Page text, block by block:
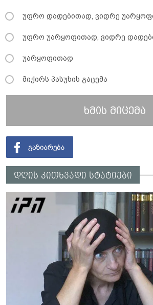
უფრო დადებითად, ვიდრე
უფრო უარყოფითად, ვიდრე
უარყოფითად
მიჭირს პასუხის გაცემა
ხმის მიცემა
დღის კითხვადი სტატიები